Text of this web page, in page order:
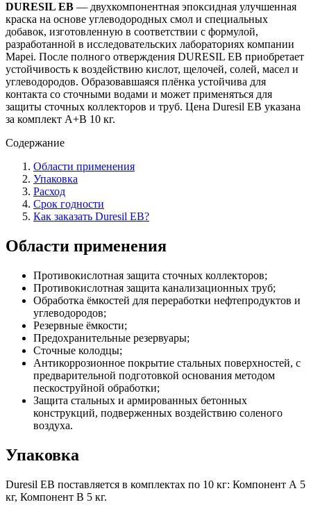
DURESIL EB — двухкомпонентная эпоксидная улучшенная
краска на основе углеводородных смол и специальных
добавок, изготовленную в соответствии с формулой,
разработанной в исследовательских лабораториях компании
Mapei. После полного отверждения DURESIL EB приобретает
устойчивость к воздействию кислот, щелочей, солей, масел и
углеводородов. Образовавшаяся плёнка устойчива для
контакта со сточными водами и может применяться для
защиты сточных коллекторов и труб. Цена Duresil EB указана
за комплект A+B 10 кг.
Содержание
Области применения
Упаковка
Расход
Срок годности
Как заказать Duresil EB?
Области применения
Противокислотная защита сточных коллекторов;
Противокислотная защита канализационных труб;
Обработка ёмкостей для переработки нефтепродуктов и
углеводородов;
Резервные ёмкости;
Предохранительные резервуары;
Сточные колодцы;
Антикоррозионное покрытие стальных поверхностей, с
предварительной подготовкой основания методом
пескоструйной обработки;
Защита стальных и армированных бетонных
конструкций, подверженных воздействию соленого
воздуха.
Упаковка
Duresil EB поставляется в комплектах по 10 кг: Компонент А 5
кг, Компонент В 5 кг.